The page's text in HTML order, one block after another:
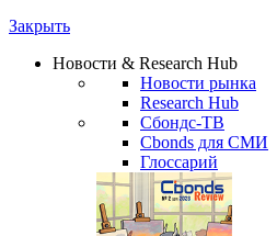
Закрыть
Новости & Research Hub
Новости рынка
Research Hub
Сбондс-ТВ
Cbonds для СМИ
Глоссарий